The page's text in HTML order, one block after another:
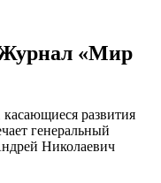
«Мир
развития
генеральный
Николаевич